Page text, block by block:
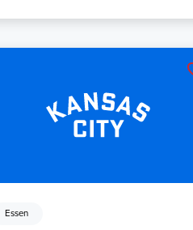
Essen